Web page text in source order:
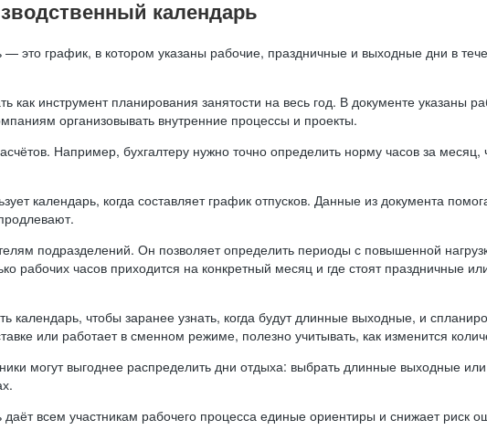
календарь
это график, в котором указаны рабочие, праздничные и выходные дни в
как инструмент планирования занятости на весь год. В документе
организовывать внутренние процессы и проекты.
Например, бухгалтеру нужно точно определить норму часов за
календарь, когда составляет график отпусков. Данные из документа
подразделений. Он позволяет определить периоды с повышенной
рабочих часов приходится на конкретный месяц и где стоят
календарь, чтобы заранее узнать, когда будут длинные выходные, и
или работает в сменном режиме, полезно учитывать, как изменится
могут выгоднее распределить дни отдыха: выбрать длинные выходные
всем участникам рабочего процесса единые ориентиры и снижает риск